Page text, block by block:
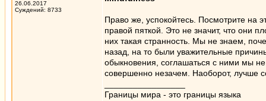
26.06.2017
Суждений: 8733
Право же, успокойтесь. Посмотрите на
правой пяткой. Это не значит, что они
них такая странность. Мы не знаем,
назад, на то были уважительные
обыкновения, соглашаться с ними мы
совершенно незачем. Наоборот, лучше
Границы мира - это границы языка